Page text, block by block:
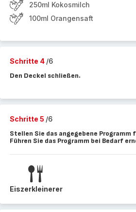
250ml Kokosmilch
100ml Orangensaft
Schritte 4 /6
Den Deckel schließen.
Schritte 5 /6
Stellen Sie das angegebene Programm
Führen Sie das Programm bei Bedarf
Eiszerkleinerer